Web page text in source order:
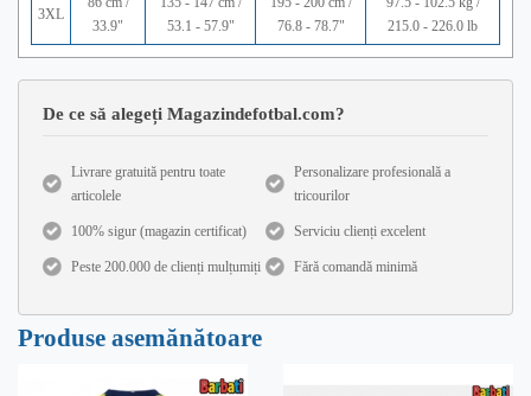
3XL
33.9"
53.1 - 57.9"
76.8 - 78.7"
215.0 - 226.0 lb
De ce să alegeți Magazindefotbal.com?
Livrare gratuită pentru toate
articolele
100% sigur (magazin certificat)
Peste 200.000 de clienți mulțumiți
Personalizare profesională a
tricourilor
Serviciu clienți excelent
Fără comandă minimă
Produse asemănătoare